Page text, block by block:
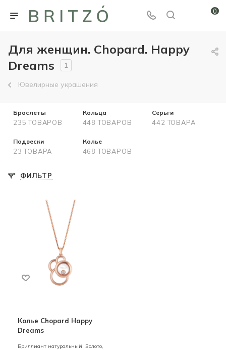
0
Для женщин. Chopard. Happy
Dreams
1
Ювелирные украшения
Браслеты
235 ТОВАРОВ
Кольца
448 ТОВАРОВ
Серьги
442 ТОВАРА
Подвески
23 ТОВАРА
Колье
468 ТОВАРОВ
ФИЛЬТР
Колье Chopard Happy
Dreams
Бриллиант натуральный, Золото,